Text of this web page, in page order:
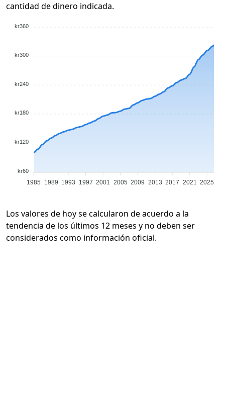
cantidad de dinero indicada.
kr360
kr300
kr240
kr180
kr120
kr60
1985 1989 1993 1997 2001 2005 2009 2013 2017 2021 2025
Los valores de hoy se calcularon de acuerdo a la
tendencia de los últimos 12 meses y no deben ser
considerados como información oficial.